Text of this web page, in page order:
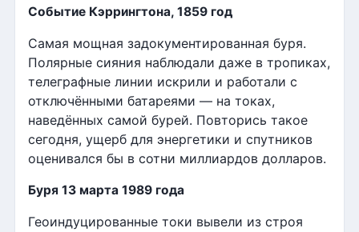
Событие Кэррингтона, 1859 год
Самая мощная задокументированная буря.
Полярные сияния наблюдали даже в тропиках,
телеграфные линии искрили и работали с
отключёнными батареями — на токах,
наведённых самой бурей. Повторись такое
сегодня, ущерб для энергетики и спутников
оценивался бы в сотни миллиардов долларов.
Буря 13 марта 1989 года
Геоиндуцированные токи вывели из строя